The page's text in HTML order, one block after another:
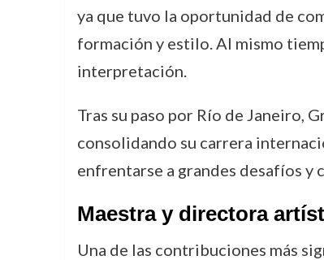
ya que tuvo la oportunidad de
formación y estilo. Al mismo
interpretación.
Tras su paso por Río de Janeiro,
consolidando su carrera
enfrentarse a grandes desafíos
Maestra y directora
Una de las contribuciones más